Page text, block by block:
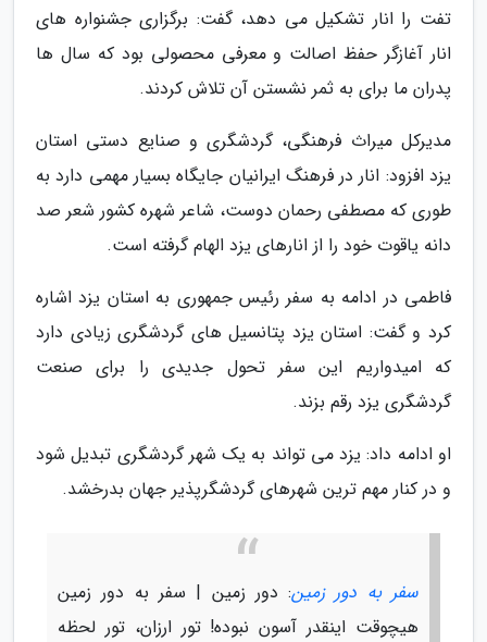
تفت را انار تشکیل می دهد، گفت: برگزاری جشنواره های
انار آغازگر حفظ اصالت و معرفی محصولی بود که سال ها
پدران ما برای به ثمر نشستن آن تلاش کردند.
مدیرکل میراث فرهنگی، گردشگری و صنایع دستی استان
یزد افزود: انار در فرهنگ ایرانیان جایگاه بسیار مهمی دارد به
طوری که مصطفی رحمان دوست، شاعر شهره کشور شعر صد
دانه یاقوت خود را از انارهای یزد الهام گرفته است.
فاطمی در ادامه به سفر رئیس جمهوری به استان یزد اشاره
کرد و گفت: استان یزد پتانسیل های گردشگری زیادی دارد
که امیدواریم این سفر تحول جدیدی را برای صنعت
گردشگری یزد رقم بزند.
او ادامه داد: یزد می تواند به یک شهر گردشگری تبدیل شود
و در کنار مهم ترین شهرهای گردشگرپذیر جهان بدرخشد.
سفر به دور زمین: دور زمین | سفر به دور زمین
هیچوقت اینقدر آسون نبوده! تور ارزان، تور لحظه